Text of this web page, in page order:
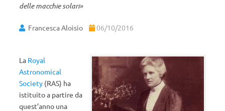
delle macchie solari»
Francesca Aloisio 06/10/2016
La Royal
Astronomical
Society (RAS) ha
istituito a partire da
quest’anno una